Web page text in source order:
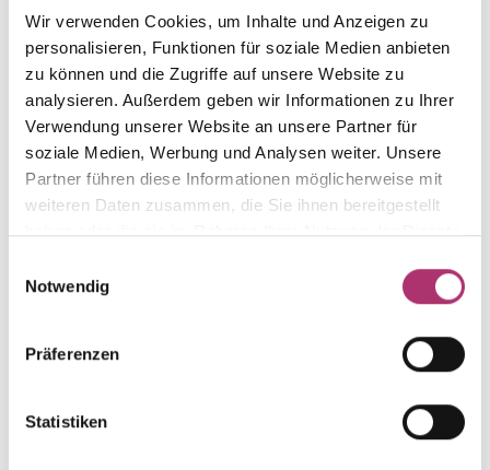
Wir verwenden Cookies, um Inhalte und Anzeigen zu
personalisieren, Funktionen für soziale Medien anbieten
zu können und die Zugriffe auf unsere Website zu
analysieren. Außerdem geben wir Informationen zu Ihrer
Verwendung unserer Website an unsere Partner für
soziale Medien, Werbung und Analysen weiter. Unsere
Partner führen diese Informationen möglicherweise mit
weiteren Daten zusammen, die Sie ihnen bereitgestellt
haben oder die sie im Rahmen Ihrer Nutzung der Dienste
Notwendig
Präferenzen
Statistiken
The matching pieces
from this collection.
Out of stock
Golden Moments · Necklace · 585 White Gold · 40
Golden Moments · Necklace · Yellow Gold 585 · 40